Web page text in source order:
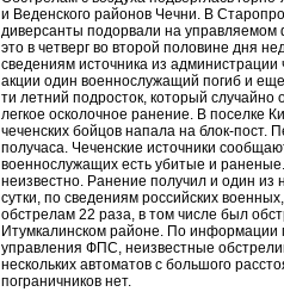
и Веденского районов Чечни. В
диверсанты подорвали на
это в четверг во второй половине дня
сведениям источника из администрации
акции один военнослужащий погиб и
ти летний подросток, который
легкое осколочное ранение. В поселке
чеченских бойцов напала на блок-пост.
получаса. Чеченские источники
военнослужащих есть убитые и
неизвестно. Ранение получил и один
сутки, по сведениям российских
обстрелам 22 раза, в том числе был
Итумкалинском районе. По информации
управления ФПС, неизвестные
нескольких автоматов с большого
пограничников нет.